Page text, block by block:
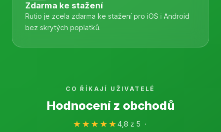
Zdarma ke stažení
Rutio je zcela zdarma ke stažení pro iOS i Android
bez skrytých poplatků.
CO ŘÍKAJÍ UŽIVATELÉ
Hodnocení z obchodů
★★★★★4,8 z 5 ·